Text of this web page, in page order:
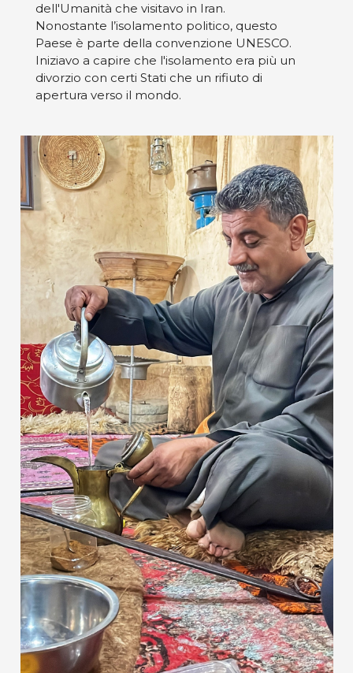
dell'Umanità che visitavo in Iran.
Nonostante l’isolamento politico, questo
Paese è parte della convenzione UNESCO.
Iniziavo a capire che l'isolamento era più un
divorzio con certi Stati che un rifiuto di
apertura verso il mondo.